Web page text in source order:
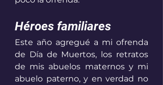
Héroes familiares
Este año agregué a mi ofrenda
de Día de Muertos, los retratos
de mis abuelos maternos y mi
abuelo paterno, y en verdad no